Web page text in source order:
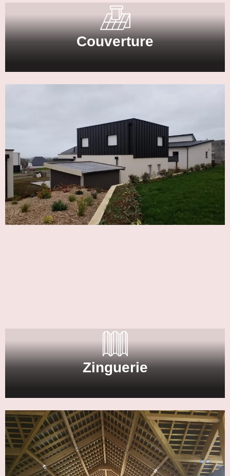
Couverture
synthétique ou rustique. Nous proposons également
l'installation de fenêtres de toit, le démoussage,
nettoyage et entretien de la toiture.
Zinguerie
ainsi que la réalisation des travaux de couverture en
aluminium, assurant ainsi une protection et une finition
soignée.